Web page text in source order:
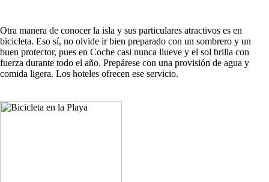
Otra manera de conocer la isla y sus particulares atractivos es en
bicicleta. Eso sí, no olvide ir bien preparado con un sombrero y un
buen protector, pues en Coche casi nunca llueve y el sol brilla con
fuerza durante todo el año. Prepárese con una provisión de agua y
comida ligera. Los hoteles ofrecen ese servicio.